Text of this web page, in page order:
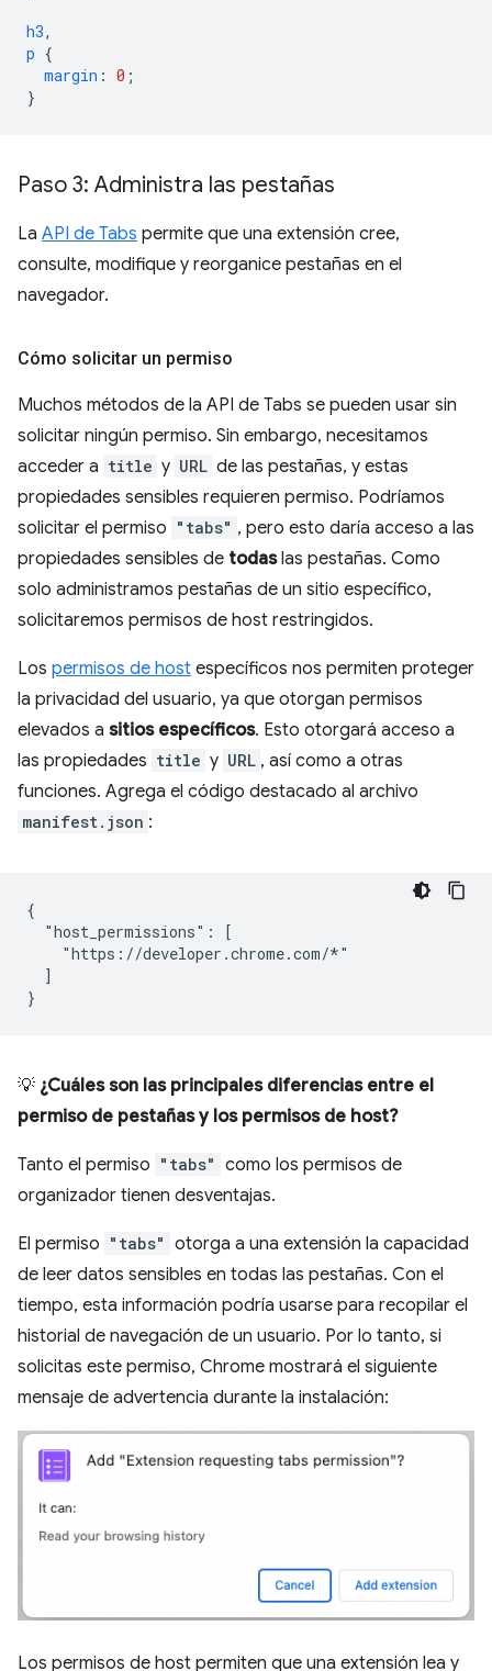
h3,
p {
margin : 0 ;
}
Paso 3: Administra las pestañas
La API de Tabs permite que una extensión cree,
consulte, modifique y reorganice pestañas en el
navegador.
Cómo solicitar un permiso
Muchos métodos de la API de Tabs se pueden usar sin
solicitar ningún permiso. Sin embargo, necesitamos
acceder a title y URL de las pestañas, y estas
propiedades sensibles requieren permiso. Podríamos
solicitar el permiso "tabs" , pero esto daría acceso a las
propiedades sensibles de todaslas pestañas. Como
solo administramos pestañas de un sitio específico,
solicitaremos permisos de host restringidos.
Los permisos de host específicos nos permiten proteger
la privacidad del usuario, ya que otorgan permisos
elevados a sitios específicos. Esto otorgará acceso a
las propiedades title y URL , así como a otras
funciones. Agrega el código destacado al archivo
manifest.json :
{
  "host_permissions": [
    "https://developer.chrome.com/*"
  ]
💡 ¿Cuáles son las principales diferencias entre el
permiso de pestañas y los permisos de host?
Tanto el permiso "tabs" como los permisos de
organizador tienen desventajas.
El permiso "tabs" otorga a una extensión la capacidad
de leer datos sensibles en todas las pestañas. Con el
tiempo, esta información podría usarse para recopilar el
historial de navegación de un usuario. Por lo tanto, si
solicitas este permiso, Chrome mostrará el siguiente
mensaje de advertencia durante la instalación:
Los permisos de host permiten que una extensión lea y